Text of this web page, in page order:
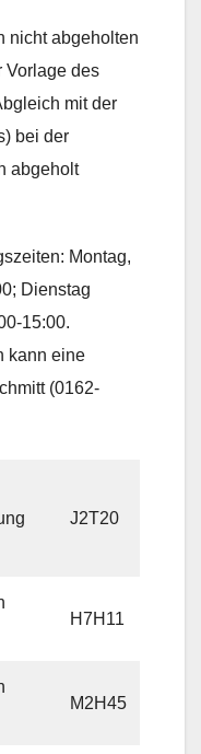
nicht abgeholten
Vorlage des
mit der
bei der
abgeholt
Montag,
Dienstag
15:00.
kann eine
(0162-
J2T20
H7H11
M2H45